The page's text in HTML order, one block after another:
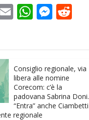
E W
A
p
p
M
n
g
er
t
Consiglio regionale, via
libera alle nomine
Corecom: c’è la
padovana Sabrina Doni.
“Entra” anche Ciambetti
regionale